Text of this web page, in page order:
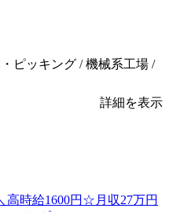
ピッキング / 機械系工場 /
詳細を表示